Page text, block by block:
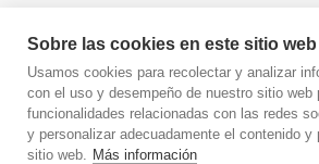
20/07/2026
Durán-Sindreu ficha a Toni
reforzarsu área de gestión
Expansión
Sobre las cookies en este sitio web
Usamos cookies para recolectar y analizar
con el uso y desempeño de nuestro sitio web
funcionalidades relacionadas con las redes
y personalizar adecuadamente el contenido y
sitio web. Más información